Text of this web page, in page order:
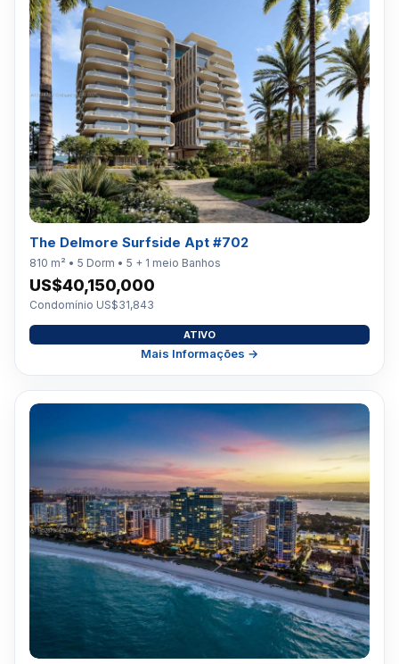
The Delmore Surfside Apt #702
810 m² • 5 Dorm • 5 + 1 meio Banhos
US$40,150,000
Condomínio US$31,843
ATIVO
Mais Informações →